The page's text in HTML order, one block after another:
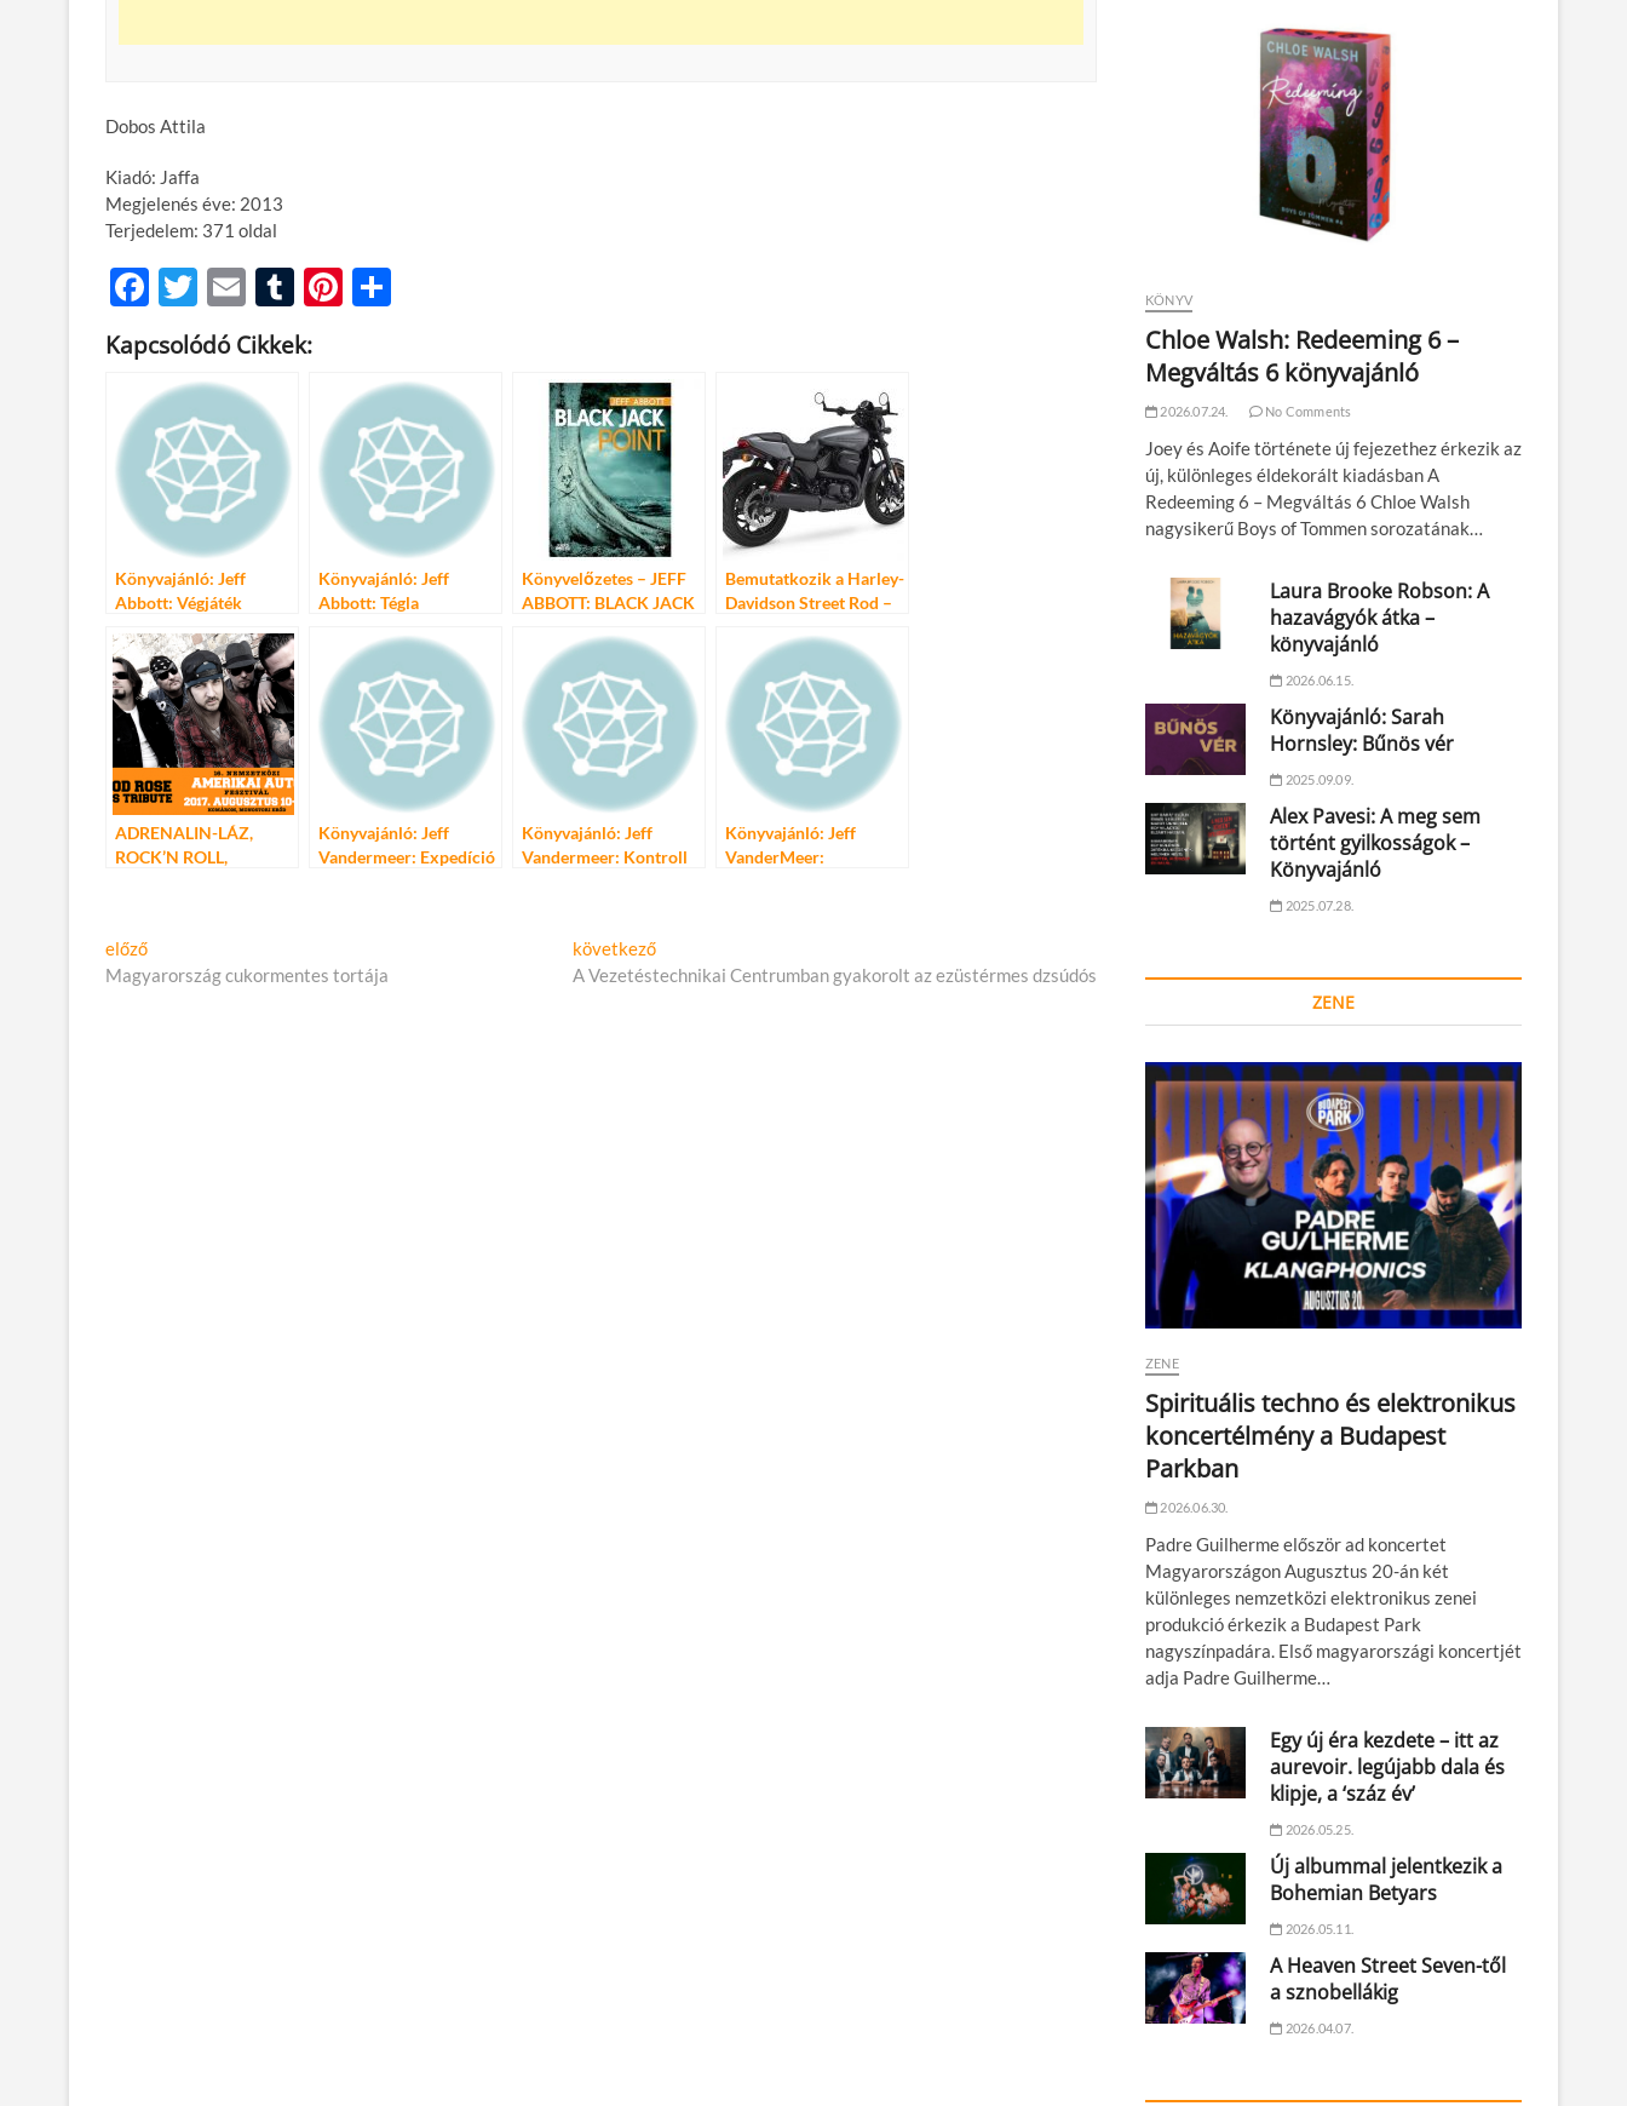
Dobos Attila
Kiadó: Jaffa
Megjelenés éve: 2013
Terjedelem: 371 oldal
F
ac
e
b
o
o
k
T
w
itt
er
E
m
ail
T
u
m
Pi
es m
e
g
Kapcsolódó Cikkek:
Könyvajánló: Jeff
Abbott: Végjáték
Könyvajánló: Jeff
Abbott: Tégla
Könyvelőzetes – JEFF
ABBOTT: BLACK JACK
Bemutatkozik a Harley-
Davidson Street Rod –
felszakítja az aszfaltot
ADRENALIN-LÁZ,
ROCK’N ROLL,
FESZTIVÁL
Könyvajánló: Jeff
Vandermeer: Expedíció
Könyvajánló: Jeff
Vandermeer: Kontroll
Könyvajánló: Jeff
VanderMeer:
Bejegyzés
navigáció
előzőElőző
cikk:
Magyarország cukormentes tortája
következőKövetkező
cikk:
A Vezetéstechnikai Centrumban gyakorolt az ezüstérmes dzsúdós
KÖNYV
Chloe Walsh: Redeeming 6 –
Megváltás 6 könyvajánló
2026.07.24. No Comments
Joey és Aoife története új fejezethez érkezik az
új, különleges éldekorált kiadásban A
Redeeming 6 – Megváltás 6 Chloe Walsh
nagysikerű Boys of Tommen sorozatának…
Laura Brooke Robson: A
hazavágyók átka –
könyvajánló
2026.06.15.
Könyvajánló: Sarah
Hornsley: Bűnös vér
2025.09.09.
Alex Pavesi: A meg sem
történt gyilkosságok –
Könyvajánló
2025.07.28.
ZENE
ZENE
Spirituális techno és elektronikus
koncertélmény a Budapest
Parkban
2026.06.30.
Padre Guilherme először ad koncertet
Magyarországon Augusztus 20-án két
különleges nemzetközi elektronikus zenei
produkció érkezik a Budapest Park
nagyszínpadára. Első magyarországi koncertjét
adja Padre Guilherme…
Egy új éra kezdete – itt az
aurevoir. legújabb dala és
klipje, a ‘száz év’
2026.05.25.
Új albummal jelentkezik a
Bohemian Betyars
2026.05.11.
A Heaven Street Seven-től
a sznobellákig
2026.04.07.